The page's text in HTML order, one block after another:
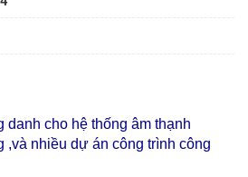
danh cho hệ thống âm thạnh
,và nhiều dự án công trình công